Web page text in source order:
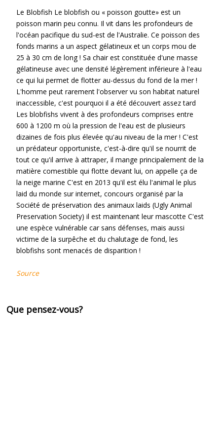
Le Blobfish Le blobfish ou « poisson goutte» est un
poisson marin peu connu. Il vit dans les profondeurs de
l'océan pacifique du sud-est de l'Australie. Ce poisson des
fonds marins a un aspect gélatineux et un corps mou de
25 à 30 cm de long ! Sa chair est constituée d'une masse
gélatineuse avec une densité légèrement inférieure à l'eau
ce qui lui permet de flotter au-dessus du fond de la mer !
L'homme peut rarement l'observer vu son habitat naturel
inaccessible, c'est pourquoi il a été découvert assez tard
Les blobfishs vivent à des profondeurs comprises entre
600 à 1200 m où la pression de l'eau est de plusieurs
dizaines de fois plus élevée qu'au niveau de la mer ! C'est
un prédateur opportuniste, c'est-à-dire qu'il se nourrit de
tout ce qu'il arrive à attraper, il mange principalement de la
matière comestible qui flotte devant lui, on appelle ça de
la neige marine C'est en 2013 qu'il est élu l'animal le plus
laid du monde sur internet, concours organisé par la
Société de préservation des animaux laids (Ugly Animal
Preservation Society) il est maintenant leur mascotte C'est
une espèce vulnérable car sans défenses, mais aussi
victime de la surpêche et du chalutage de fond, les
blobfishs sont menacés de disparition !
Source
Que pensez-vous?